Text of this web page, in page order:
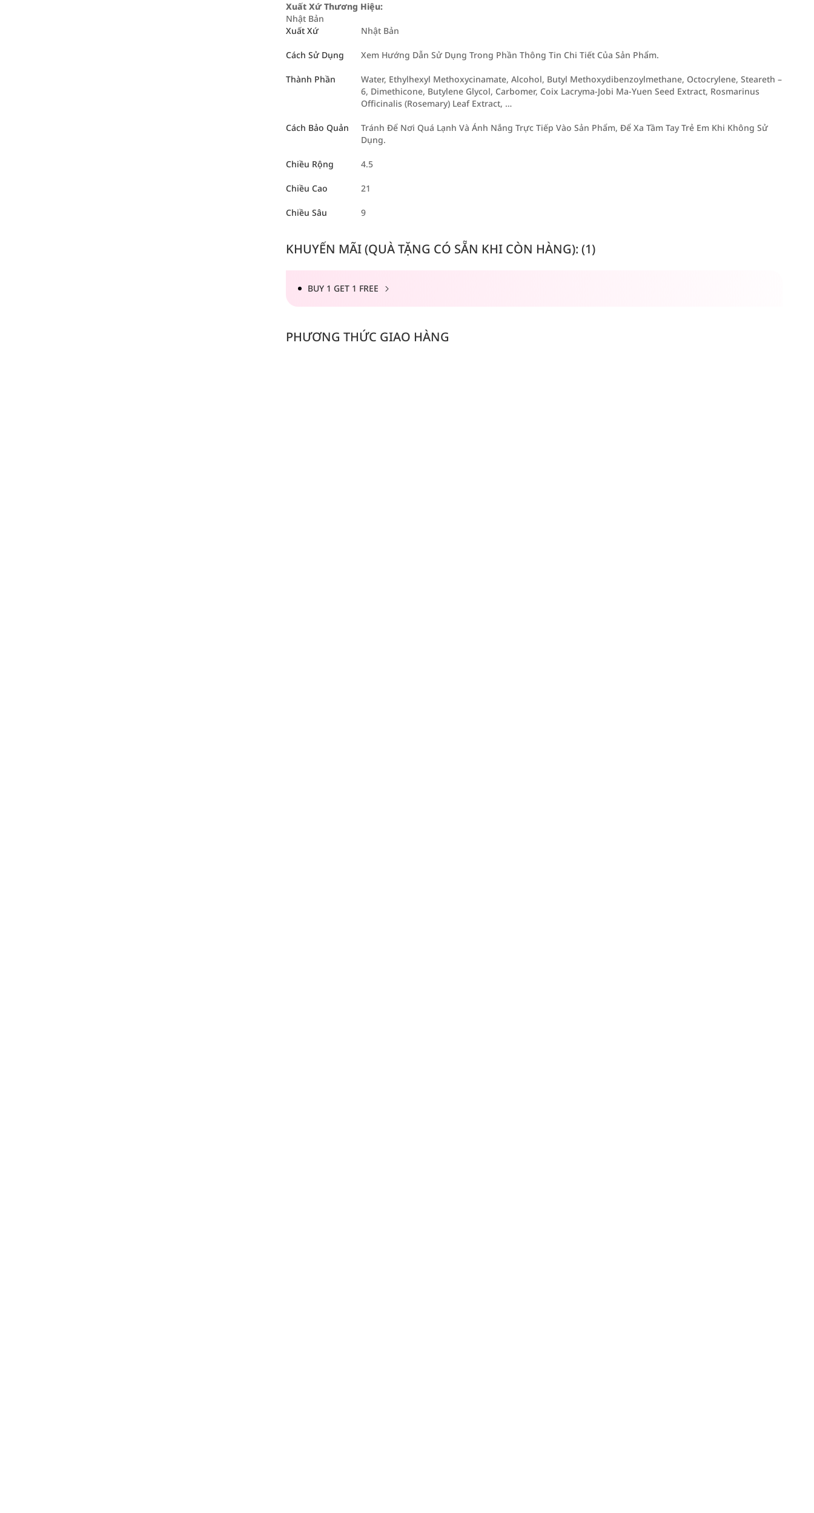
Xuất Xứ Thương Hiệu:
Nhật Bản
Xuất Xứ
Nhật Bản
Cách Sử Dụng Xem Hướng Dẫn Sử Dụng Trong Phần Thông Tin Chi Tiết Của Sản Phẩm.
Thành Phần
Water, Ethylhexyl Methoxycinamate, Alcohol, Butyl Methoxydibenzoylmethane, Octocrylene, Steareth –
6, Dimethicone, Butylene Glycol, Carbomer, Coix Lacryma-Jobi Ma-Yuen Seed Extract, Rosmarinus
Officinalis (Rosemary) Leaf Extract, …
Cách Bảo Quản
Tránh Để Nơi Quá Lạnh Và Ánh Nắng Trực Tiếp Vào Sản Phẩm, Để Xa Tầm Tay Trẻ Em Khi Không Sử
Dụng.
Chiều Rộng 4.5
Chiều Cao 21
Chiều Sâu 9
KHUYẾN MÃI (QUÀ TẶNG CÓ SẴN KHI CÒN HÀNG): (1)
BUY 1 GET 1 FREE
PHƯƠNG THỨC GIAO HÀNG